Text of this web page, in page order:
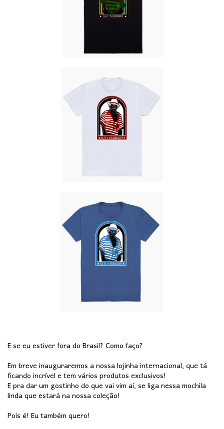
E se eu estiver fora do Brasil? Como faço?
Em breve inauguraremos a nossa lojinha internacional, que tá
ficando incrível e tem vários produtos exclusivos!
E pra dar um gostinho do que vai vim aí, se liga nessa mochila
linda que estará na nossa coleção!
Pois é! Eu também quero!